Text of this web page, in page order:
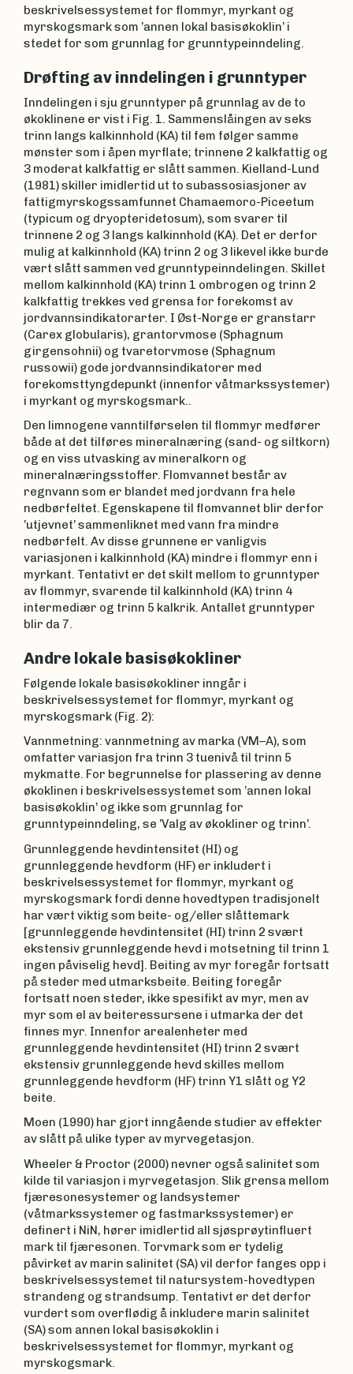
beskrivelsessystemet for flommyr, myrkant og
myrskogsmark som ’annen lokal basisøkoklin’ i
stedet for som grunnlag for grunntypeinndeling.
Drøfting av inndelingen i grunntyper
Inndelingen i sju grunntyper på grunnlag av de to
økoklinene er vist i Fig. 1. Sammenslåingen av seks
trinn langs kalkinnhold (KA) til fem følger samme
mønster som i åpen myrflate; trinnene 2 kalkfattig og
3 moderat kalkfattig er slått sammen. Kielland-Lund
(1981) skiller imidlertid ut to subassosiasjoner av
fattigmyrskogssamfunnet Chamaemoro-Piceetum
(typicum og dryopteridetosum), som svarer til
trinnene 2 og 3 langs kalkinnhold (KA). Det er derfor
mulig at kalkinnhold (KA) trinn 2 og 3 likevel ikke burde
vært slått sammen ved grunntypeinndelingen. Skillet
mellom kalkinnhold (KA) trinn 1 ombrogen og trinn 2
kalkfattig trekkes ved grensa for forekomst av
jordvannsindikatorarter. I Øst-Norge er granstarr
(Carex globularis), grantorvmose (Sphagnum
girgensohnii) og tvaretorvmose (Sphagnum
russowii) gode jordvannsindikatorer med
forekomsttyngdepunkt (innenfor våtmarkssystemer)
i myrkant og myrskogsmark..
Den limnogene vanntilførselen til flommyr medfører
både at det tilføres mineralnæring (sand- og siltkorn)
og en viss utvasking av mineralkorn og
mineralnæringsstoffer. Flomvannet består av
regnvann som er blandet med jordvann fra hele
nedbørfeltet. Egenskapene til flomvannet blir derfor
’utjevnet’ sammenliknet med vann fra mindre
nedbørfelt. Av disse grunnene er vanligvis
variasjonen i kalkinnhold (KA) mindre i flommyr enn i
myrkant. Tentativt er det skilt mellom to grunntyper
av flommyr, svarende til kalkinnhold (KA) trinn 4
intermediær og trinn 5 kalkrik. Antallet grunntyper
blir da 7.
Andre lokale basisøkokliner
Følgende lokale basisøkokliner inngår i
beskrivelsessystemet for flommyr, myrkant og
myrskogsmark (Fig. 2):
Vannmetning: vannmetning av marka (VM–A), som
omfatter variasjon fra trinn 3 tuenivå til trinn 5
mykmatte. For begrunnelse for plassering av denne
økoklinen i beskrivelsessystemet som ’annen lokal
basisøkoklin’ og ikke som grunnlag for
grunntypeinndeling, se ’Valg av økokliner og trinn’.
Grunnleggende hevdintensitet (HI) og
grunnleggende hevdform (HF) er inkludert i
beskrivelsessystemet for flommyr, myrkant og
myrskogsmark fordi denne hovedtypen tradisjonelt
har vært viktig som beite- og/eller slåttemark
[grunnleggende hevdintensitet (HI) trinn 2 svært
ekstensiv grunnleggende hevd i motsetning til trinn 1
ingen påviselig hevd]. Beiting av myr foregår fortsatt
på steder med utmarksbeite. Beiting foregår
fortsatt noen steder, ikke spesifikt av myr, men av
myr som el av beiteressursene i utmarka der det
finnes myr. Innenfor arealenheter med
grunnleggende hevdintensitet (HI) trinn 2 svært
ekstensiv grunnleggende hevd skilles mellom
grunnleggende hevdform (HF) trinn Y1 slått og Y2
beite.
Moen (1990) har gjort inngående studier av effekter
av slått på ulike typer av myrvegetasjon.
Wheeler & Proctor (2000) nevner også salinitet som
kilde til variasjon i myrvegetasjon. Slik grensa mellom
fjæresonesystemer og landsystemer
(våtmarkssystemer og fastmarkssystemer) er
definert i NiN, hører imidlertid all sjøsprøytinfluert
mark til fjæresonen. Torvmark som er tydelig
påvirket av marin salinitet (SA) vil derfor fanges opp i
beskrivelsessystemet til natursystem-hovedtypen
strandeng og strandsump. Tentativt er det derfor
vurdert som overflødig å inkludere marin salinitet
(SA) som annen lokal basisøkoklin i
beskrivelsessystemet for flommyr, myrkant og
myrskogsmark.